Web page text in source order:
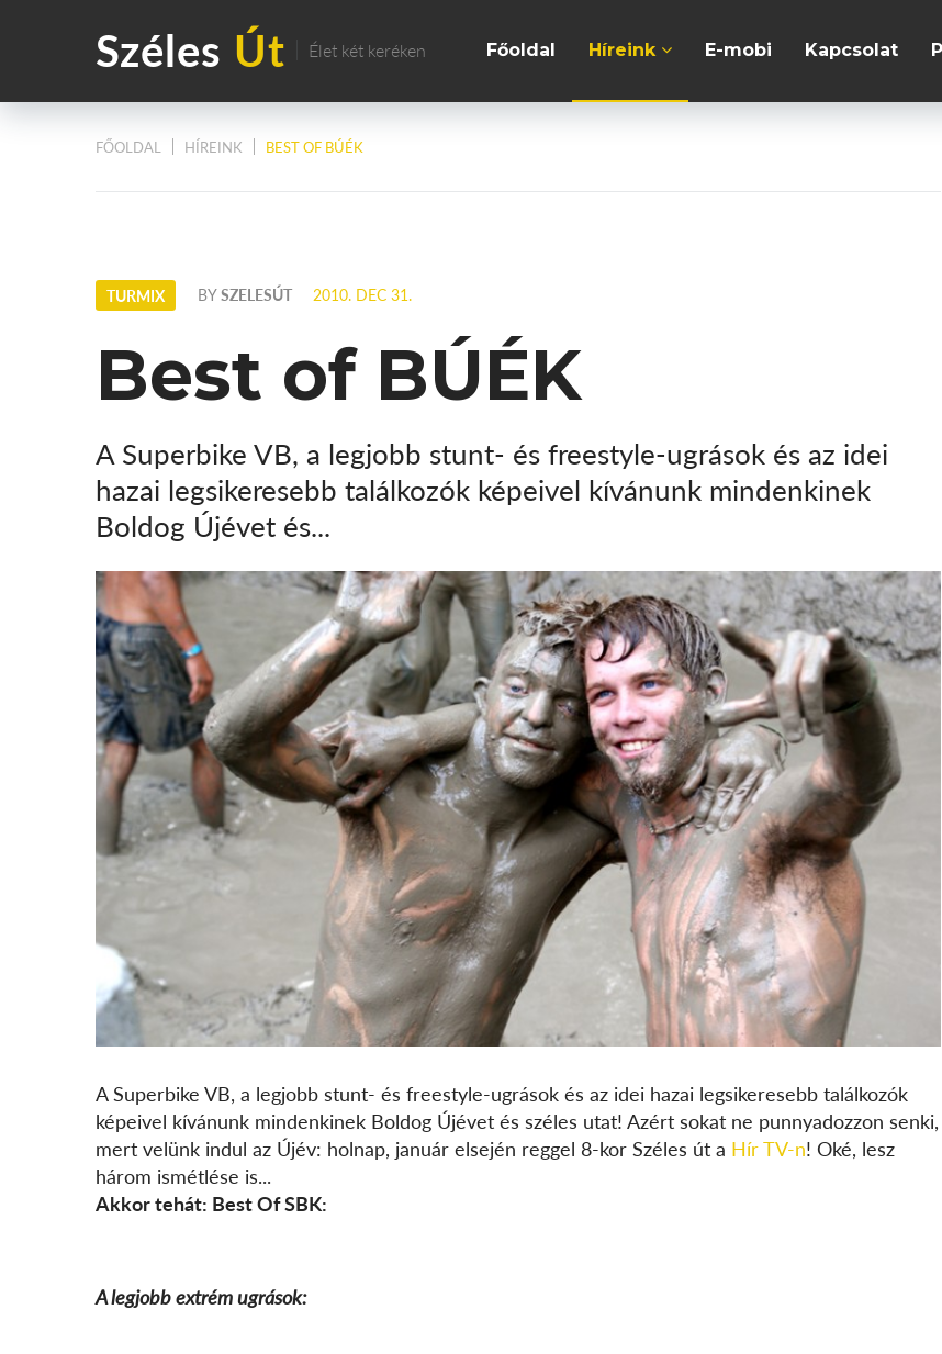
Széles Út Élet két keréken Főoldal Híreink E-mobi Kapcsolat
FŐOLDAL HÍREINK BEST OF BÚÉK
TURMIX BYSZELESÚT 2010. DEC 31.
Best of BÚÉK
A Superbike VB, a legjobb stunt- és freestyle-ugrások és az idei
hazai legsikeresebb találkozók képeivel kívánunk mindenkinek
Boldog Újévet és...
A Superbike VB, a legjobb stunt- és freestyle-ugrások és az idei hazai legsikeresebb találkozók
képeivel kívánunk mindenkinek Boldog Újévet és széles utat! Azért sokat ne punnyadozzon senki,
mert velünk indul az Újév: holnap, január elsején reggel 8-kor Széles út a Hír TV-n! Oké, lesz
három ismétlése is...
Akkor tehát: Best Of SBK:
A legjobb extrém ugrások: